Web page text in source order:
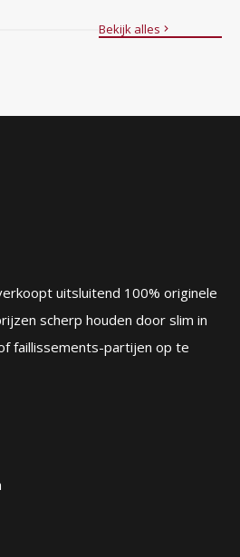
Bekijk alles
uitsluitend 100% originele
scherp houden door slim in
faillissements-partijen op te